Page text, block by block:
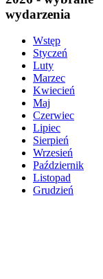
wydarzenia
Wstęp
Styczeń
Luty
Marzec
Kwiecień
Maj
Czerwiec
Lipiec
Sierpień
Wrzesień
Październik
Listopad
Grudzień